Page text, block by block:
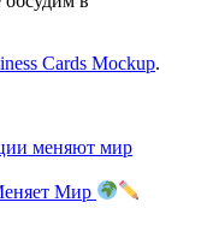
Cards Mockup.
меняют мир
Мир